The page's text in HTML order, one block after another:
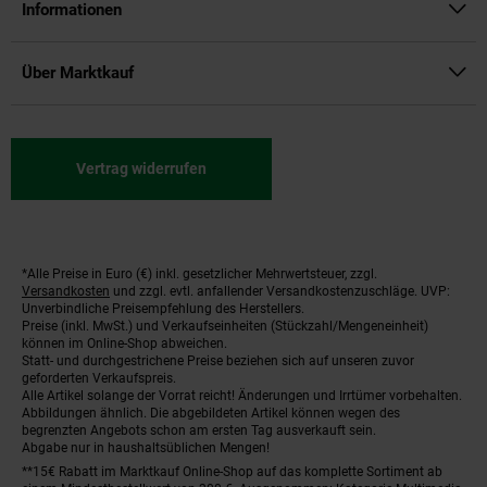
Informationen
Über Marktkauf
Vertrag widerrufen
Fußnoten
*Alle Preise in Euro (€) inkl. gesetzlicher Mehrwertsteuer, zzgl.
Versandkosten und zzgl. evtl. anfallender Versandkostenzuschläge. UVP:
Unverbindliche Preisempfehlung des Herstellers.
Preise (inkl. MwSt.) und Verkaufseinheiten (Stückzahl/Mengeneinheit)
können im Online-Shop abweichen.
Statt- und durchgestrichene Preise beziehen sich auf unseren zuvor
geforderten Verkaufspreis.
Alle Artikel solange der Vorrat reicht! Änderungen und Irrtümer vorbehalten.
Abbildungen ähnlich. Die abgebildeten Artikel können wegen des
begrenzten Angebots schon am ersten Tag ausverkauft sein.
Abgabe nur in haushaltsüblichen Mengen!
**15€ Rabatt im Marktkauf Online-Shop auf das komplette Sortiment ab